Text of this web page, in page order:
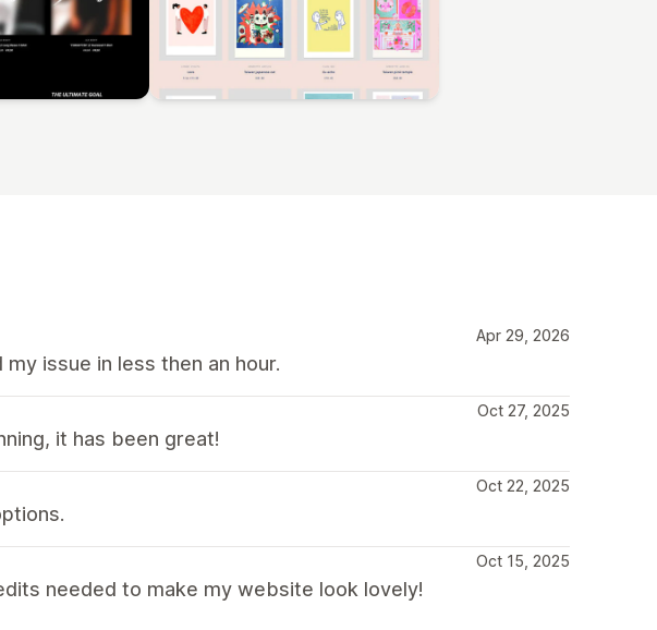
Apr 29, 2026
issue in less then an hour.
Oct 27, 2025
it has been great!
Oct 22, 2025
Oct 15, 2025
needed to make my website look lovely!